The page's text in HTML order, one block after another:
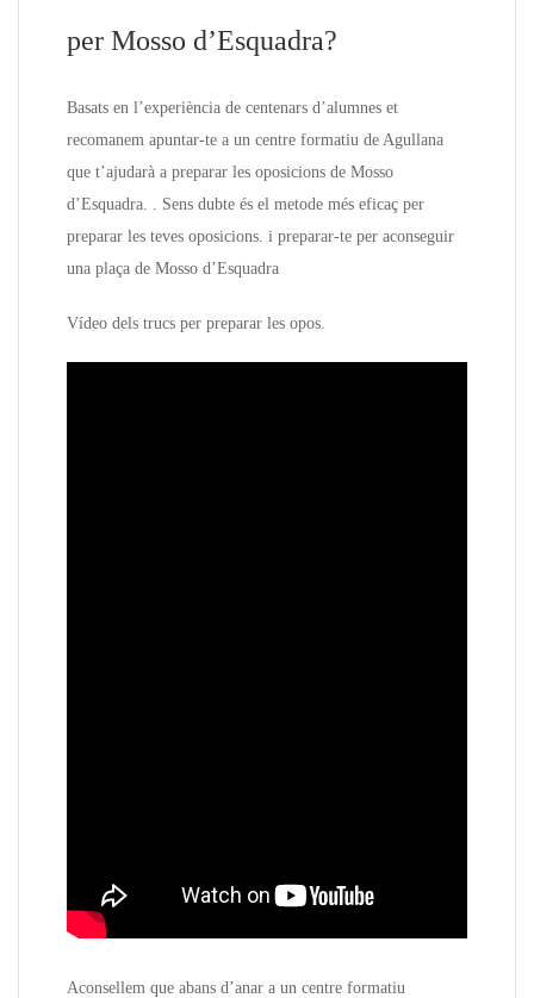
per Mosso d’Esquadra?
Basats en l’experiència de centenars d’alumnes et
recomanem apuntar-te a un centre formatiu de Agullana
que t’ajudarà a preparar les oposicions de Mosso
d’Esquadra. . Sens dubte és el metode més eficaç per
preparar les teves oposicions. i preparar-te per aconseguir
una plaça de Mosso d’Esquadra
Vídeo dels trucs per preparar les opos.
Aconsellem que abans d’anar a un centre formatiu